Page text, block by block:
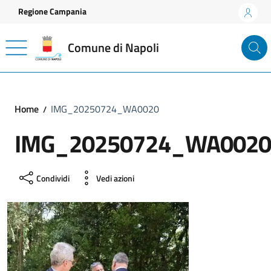
Vai ai contenuti
Vai al footer
Regione Campania
Comune di Napoli
Home IMG_20250724_WA0020
IMG_20250724_WA0020
Condividi Vedi azioni